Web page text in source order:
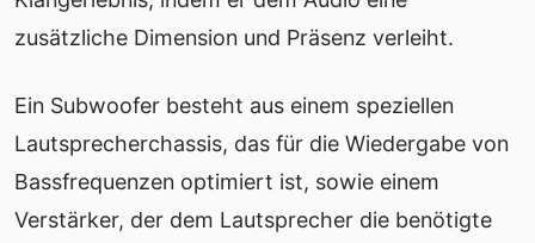
zusätzliche Dimension und Präsenz verleiht.
Ein Subwoofer besteht aus einem speziellen
Lautsprecherchassis, das für die Wiedergabe von
Bassfrequenzen optimiert ist, sowie einem
Verstärker, der dem Lautsprecher die benötigte